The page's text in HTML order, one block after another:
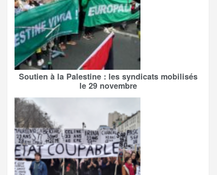
Soutien à la Palestine : les syndicats mobilisés
le 29 novembre